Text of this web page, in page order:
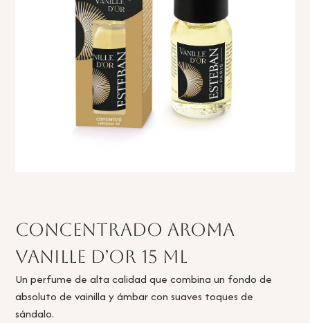
Concentrado Aroma
Vanille d’Or 15 ml
Un perfume de alta calidad que combina un fondo de
absoluto de vainilla y ámbar con suaves toques de
sándalo.